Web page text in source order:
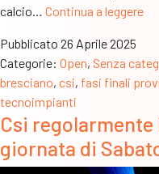
calcio… Continua a leggere
ai
il
dei
Pubblicato 26 Aprile 2025
Categorie: Open, Senza
bresciano, csi, fasi finali
tecnoimpianti
Csi regolarmente
giornata di